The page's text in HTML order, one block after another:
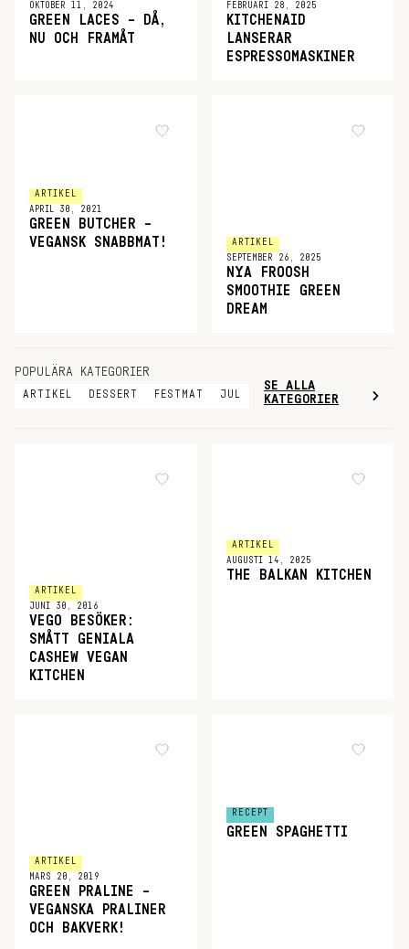
OKTOBER 11, 2024
GREEN LACES – DÅ,
NU OCH FRAMÅT
FEBRUARI 28, 2025
KITCHENAID
LANSERAR
ESPRESSOMASKINER
ARTIKEL
APRIL 30, 2021
GREEN BUTCHER –
VEGANSK SNABBMAT!
ARTIKEL
SEPTEMBER 26, 2025
NYA FROOSH
SMOOTHIE GREEN
DREAM
POPULÄRA KATEGORIER
ARTIKEL DESSERT FESTMAT JUL
SE ALLA
KATEGORIER
ARTIKEL
JUNI 30, 2016
VEGO BESÖKER:
SMÅTT GENIALA
CASHEW VEGAN
KITCHEN
ARTIKEL
AUGUSTI 14, 2025
THE BALKAN KITCHEN
ARTIKEL
MARS 20, 2019
GREEN PRALINE –
VEGANSKA PRALINER
OCH BAKVERK!
RECEPT
GREEN SPAGHETTI